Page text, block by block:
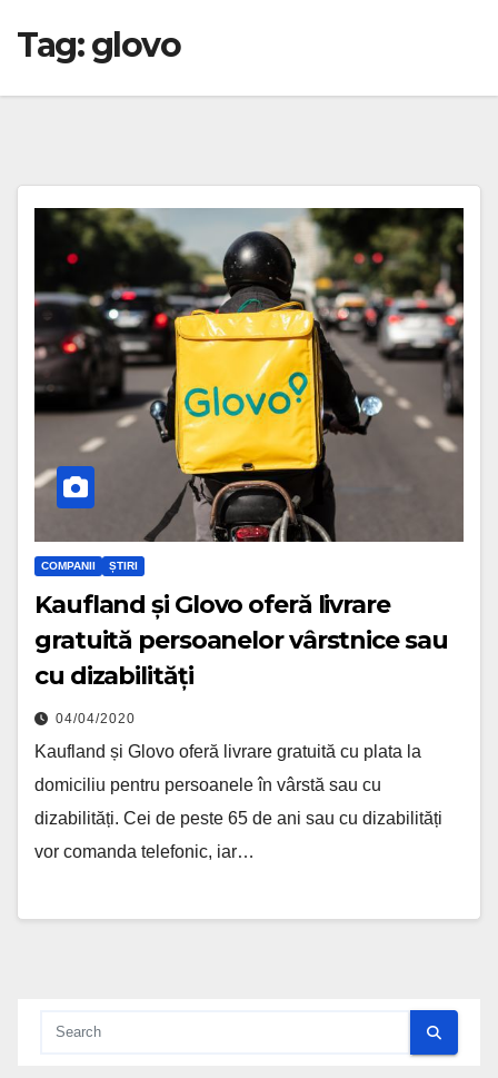
Tag:glovo
COMPANII ȘTIRI
Kaufland și Glovo oferă livrare
gratuită persoanelor vârstnice sau
cu dizabilități
04/04/2020
Kaufland și Glovo oferă livrare gratuită cu plata la
domiciliu pentru persoanele în vârstă sau cu
dizabilități. Cei de peste 65 de ani sau cu dizabilități
vor comanda telefonic, iar…